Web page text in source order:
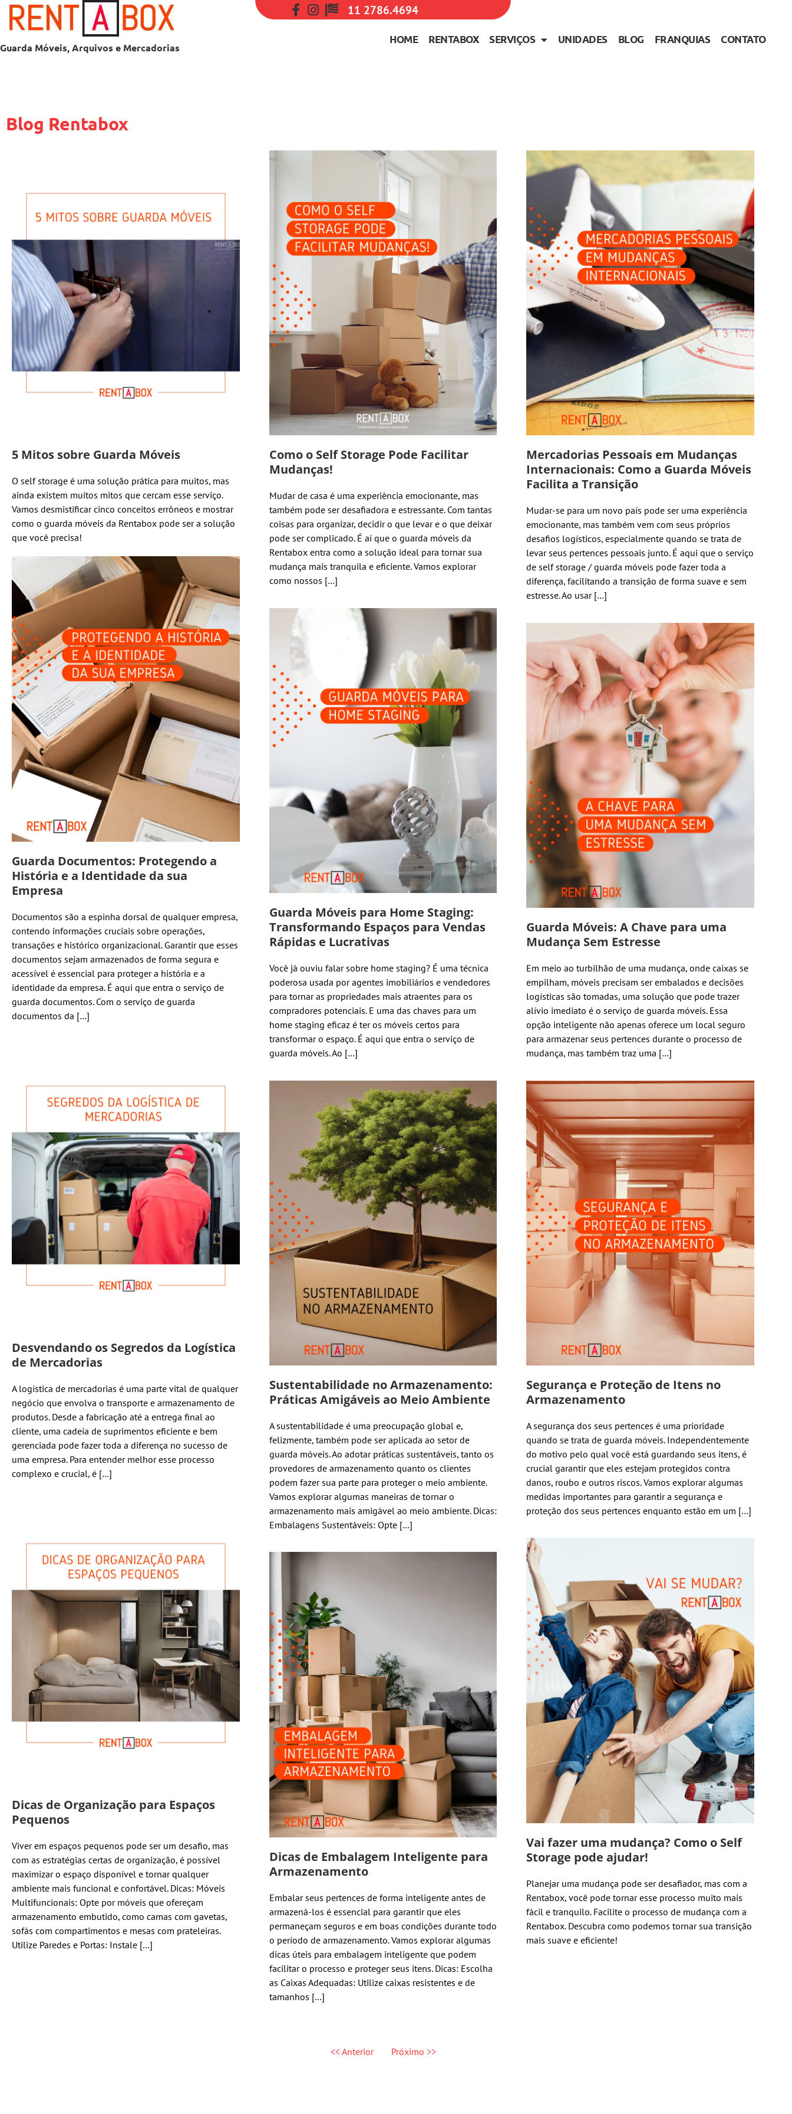
11 2786.4694
Guarda Móveis, Arquivos e Mercadorias
HOME RENTABOX SERVIÇOS UNIDADES BLOG FRANQUIAS CONTATO
Blog Rentabox
5 Mitos sobre Guarda Móveis
O self storage é uma solução prática para muitos, mas
ainda existem muitos mitos que cercam esse serviço.
Vamos desmistificar cinco conceitos errôneos e mostrar
como o guarda móveis da Rentabox pode ser a solução
que você precisa!
Como o Self Storage Pode Facilitar
Mudanças!
Mudar de casa é uma experiência emocionante, mas
também pode ser desafiadora e estressante. Com tantas
coisas para organizar, decidir o que levar e o que deixar
pode ser complicado. É aí que o guarda móveis da
Rentabox entra como a solução ideal para tornar sua
mudança mais tranquila e eficiente. Vamos explorar
como nossos […]
Mercadorias Pessoais em Mudanças
Internacionais: Como a Guarda Móveis
Facilita a Transição
Mudar-se para um novo país pode ser uma experiência
emocionante, mas também vem com seus próprios
desafios logísticos, especialmente quando se trata de
levar seus pertences pessoais junto. É aqui que o serviço
de self storage / guarda móveis pode fazer toda a
diferença, facilitando a transição de forma suave e sem
estresse. Ao usar […]
Guarda Documentos: Protegendo a
História e a Identidade da sua
Empresa
Documentos são a espinha dorsal de qualquer empresa,
contendo informações cruciais sobre operações,
transações e histórico organizacional. Garantir que esses
documentos sejam armazenados de forma segura e
acessível é essencial para proteger a história e a
identidade da empresa. É aqui que entra o serviço de
guarda documentos. Com o serviço de guarda
documentos da […]
Guarda Móveis para Home Staging:
Transformando Espaços para Vendas
Rápidas e Lucrativas
Você já ouviu falar sobre home staging? É uma técnica
poderosa usada por agentes imobiliários e vendedores
para tornar as propriedades mais atraentes para os
compradores potenciais. E uma das chaves para um
home staging eficaz é ter os móveis certos para
transformar o espaço. É aqui que entra o serviço de
guarda móveis. Ao […]
Guarda Móveis: A Chave para uma
Mudança Sem Estresse
Em meio ao turbilhão de uma mudança, onde caixas se
empilham, móveis precisam ser embalados e decisões
logísticas são tomadas, uma solução que pode trazer
alívio imediato é o serviço de guarda móveis. Essa
opção inteligente não apenas oferece um local seguro
para armazenar seus pertences durante o processo de
mudança, mas também traz uma […]
Desvendando os Segredos da Logística
de Mercadorias
A logística de mercadorias é uma parte vital de qualquer
negócio que envolva o transporte e armazenamento de
produtos. Desde a fabricação até a entrega final ao
cliente, uma cadeia de suprimentos eficiente e bem
gerenciada pode fazer toda a diferença no sucesso de
uma empresa. Para entender melhor esse processo
complexo e crucial, é […]
Sustentabilidade no Armazenamento:
Práticas Amigáveis ao Meio Ambiente
A sustentabilidade é uma preocupação global e,
felizmente, também pode ser aplicada ao setor de
guarda móveis. Ao adotar práticas sustentáveis, tanto os
provedores de armazenamento quanto os clientes
podem fazer sua parte para proteger o meio ambiente.
Vamos explorar algumas maneiras de tornar o
armazenamento mais amigável ao meio ambiente. Dicas:
Embalagens Sustentáveis: Opte […]
Segurança e Proteção de Itens no
Armazenamento
A segurança dos seus pertences é uma prioridade
quando se trata de guarda móveis. Independentemente
do motivo pelo qual você está guardando seus itens, é
crucial garantir que eles estejam protegidos contra
danos, roubo e outros riscos. Vamos explorar algumas
medidas importantes para garantir a segurança e
proteção dos seus pertences enquanto estão em um […]
Dicas de Organização para Espaços
Pequenos
Viver em espaços pequenos pode ser um desafio, mas
com as estratégias certas de organização, é possível
maximizar o espaço disponível e tornar qualquer
ambiente mais funcional e confortável. Dicas: Móveis
Multifuncionais: Opte por móveis que ofereçam
armazenamento embutido, como camas com gavetas,
sofás com compartimentos e mesas com prateleiras.
Utilize Paredes e Portas: Instale […]
Dicas de Embalagem Inteligente para
Armazenamento
Embalar seus pertences de forma inteligente antes de
armazená-los é essencial para garantir que eles
permaneçam seguros e em boas condições durante todo
o período de armazenamento. Vamos explorar algumas
dicas úteis para embalagem inteligente que podem
facilitar o processo e proteger seus itens. Dicas: Escolha
as Caixas Adequadas: Utilize caixas resistentes e de
tamanhos […]
Vai fazer uma mudança? Como o Self
Storage pode ajudar!
Planejar uma mudança pode ser desafiador, mas com a
Rentabox, você pode tornar esse processo muito mais
fácil e tranquilo. Facilite o processo de mudança com a
Rentabox. Descubra como podemos tornar sua transição
mais suave e eficiente!
<< Anterior Próximo >>